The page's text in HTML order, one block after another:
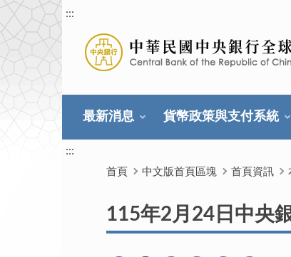
:::
最新消息 貨幣政策與支付系統
:::
首頁 中文版首頁區塊 首頁資訊
115年2月24日中央